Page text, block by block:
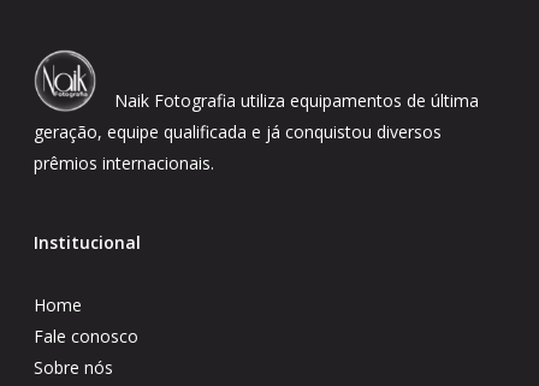
Naik Fotografia utiliza equipamentos de última
geração, equipe qualificada e já conquistou diversos
prêmios internacionais.
Institucional
Home
Fale conosco
Sobre nós